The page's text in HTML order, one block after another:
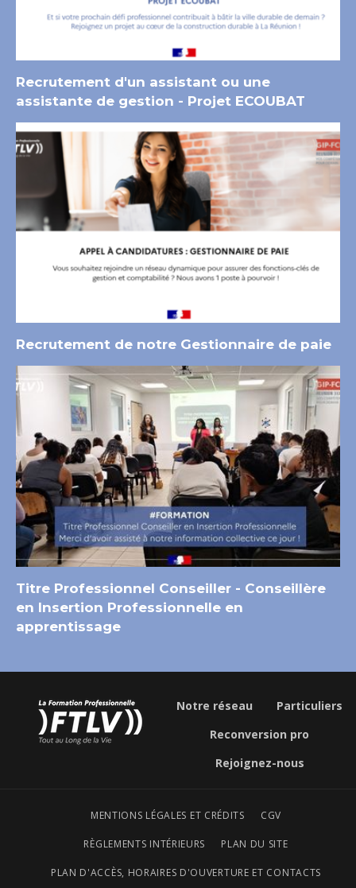
Recrutement d'un assistant ou une
assistante de gestion - Projet ECOUBAT
Recrutement de notre Gestionnaire de paie
Titre Professionnel Conseiller - Conseillère
en Insertion Professionnelle en
apprentissage
Notre réseau
Particuliers
Reconversion pro
Rejoignez-nous
MENTIONS LÉGALES ET CRÉDITS CGV
RÈGLEMENTS INTÉRIEURS PLAN DU SITE
PLAN D'ACCÈS, HORAIRES D'OUVERTURE ET CONTACTS